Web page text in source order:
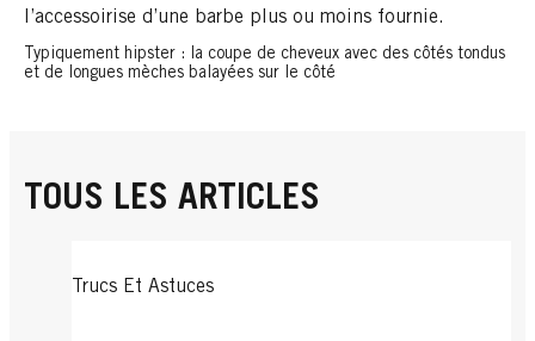
l’accessoirise d’une barbe plus ou moins fournie.
Typiquement hipster : la coupe de cheveux avec des côtés tondus
et de longues mèches balayées sur le côté
TOUS LES ARTICLES
Trucs Et Astuces